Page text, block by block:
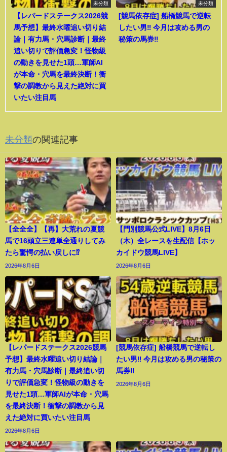
未分類
【レパードステークス2026競
馬予想】最終水曜追い切り結
論｜有力馬・穴馬診断｜最終
追い切りで評価急変！怪物級
の動きを見せた1頭…軍師AI
が本命・穴馬を最終決断！衝
撃の調教から見えた絶対に買
いたい注目馬
未分類
[競馬依存症] 船橋競馬で逆転
したい男‼️ 今月は攻める男の
秘策の馬券‼️
未分類の関連記事
【全全全】【再】大荒れの夏競
馬で16頭立三連単全通りしてみ
たら驚愕の払い戻しに⁉︎
2026年8月6日
【門別競馬公式LIVE】8月6日
（木）全レースを生配信【ホッ
カイドウ競馬LIVE】
2026年8月6日
【レパードステークス2026競馬
予想】最終水曜追い切り結論｜
有力馬・穴馬診断｜最終追い切
りで評価急変！怪物級の動きを
見せた1頭…軍師AIが本命・穴馬
を最終決断！衝撃の調教から見
えた絶対に買いたい注目馬
2026年8月6日
[競馬依存症] 船橋競馬で逆転し
たい男‼️ 今月は攻める男の秘策の
馬券‼️
2026年8月6日